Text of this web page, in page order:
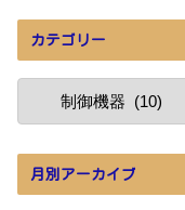
カテゴリー
月別アーカイブ